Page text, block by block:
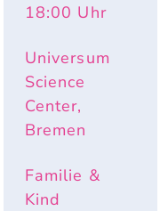
18:00 Uhr
Universum
Science
Center,
Bremen
Familie &
Kind